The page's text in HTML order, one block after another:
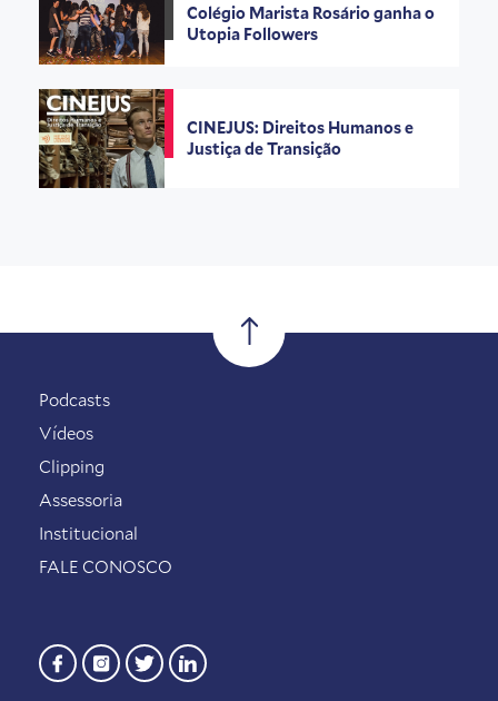
Colégio Marista Rosário ganha o
Utopia Followers
CINEJUS: Direitos Humanos e
Justiça de Transição
Podcasts
Vídeos
Clipping
Assessoria
Institucional
FALE CONOSCO